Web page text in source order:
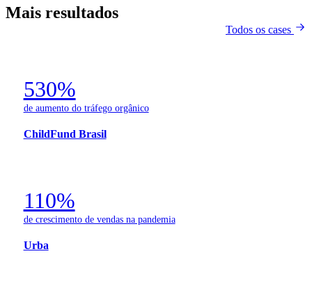
Mais resultados
Todos os cases
530%
de aumento do tráfego orgânico
ChildFund Brasil
110%
de crescimento de vendas na pandemia
Urba